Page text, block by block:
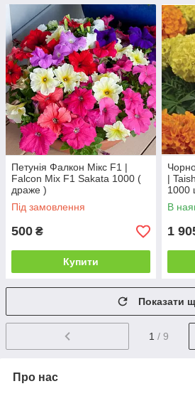
Петунія Фалкон Мікс F1 |
Falcon Mix F1 Sakata 1000 (
драже )
Під замовлення
500 ₴
Купити
|
1000
В
1
Показати
1 / 9
Про нас